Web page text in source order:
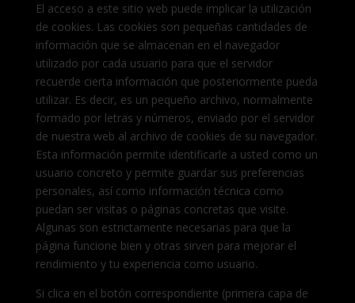
El acceso a este sitio web puede implicar la utilización
de cookies. Las cookies son pequeñas cantidades de
información que se almacenan en el navegador
utilizado por cada usuario para que el servidor
recuerde cierta información que posteriormente pueda
utilizar. Es decir, es un pequeño archivo, normalmente
formado por letras y números, enviado por el servidor
de nuestra web al archivo de cookies de su navegador.
Esta información permite identificarle a usted como un
usuario concreto y permite guardar sus preferencias
personales, así como información técnica como
puedan ser visitas o páginas concretas que visite.
Algunas son estrictamente necesarias para que la
página funcione bien y otras sirven para mejorar el
rendimiento y tu experiencia como usuario.
Si clica en el botón correspondiente (primera capa de